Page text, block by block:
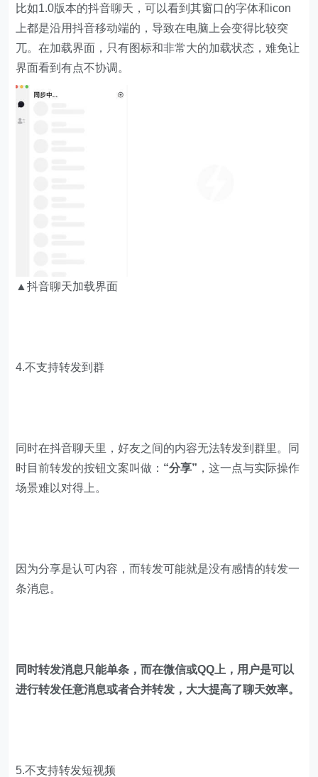
比如1.0版本的抖音聊天，可以看到其窗口的字体和icon
上都是沿用抖音移动端的，导致在电脑上会变得比较突
兀。在加载界面，只有图标和非常大的加载状态，难免让
界面看到有点不协调。
▲抖音聊天加载界面
4.不支持转发到群
同时在抖音聊天里，好友之间的内容无法转发到群里。同
时目前转发的按钮文案叫做： “分享” ，这一点与实际操作
场景难以对得上。
因为分享是认可内容，而转发可能就是没有感情的转发一
条消息。
同时转发消息只能单条，而在微信或QQ上，用户是可以
进行转发任意消息或者合并转发，大大提高了聊天效率。
5.不支持转发短视频